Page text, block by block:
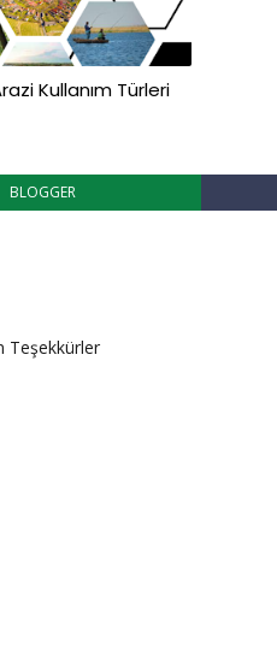
Kullanım Türleri
BLOGGER
Teşekkürler